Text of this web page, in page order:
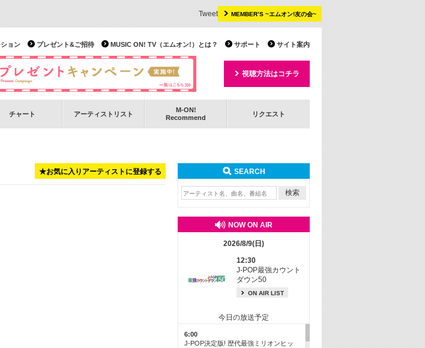
MEMBER’S ~エムオン!友の会~
Tweet
サイト案内
サポート
MUSIC ON! TV（エムオン!）とは？
プレゼント&ご招待
ョン
視聴方法はコチラ
チャート アーティストリスト
M-ON!
Recommend
リクエスト
★お気に入りアーティストに登録する SEARCH
NOW ON AIR
2026/8/9(日)
12:30
J-POP最強カウント
ダウン50
ON AIR LIST
今日の放送予定
6:00
J-POP決定版! 歴代最強ミリオンヒッ